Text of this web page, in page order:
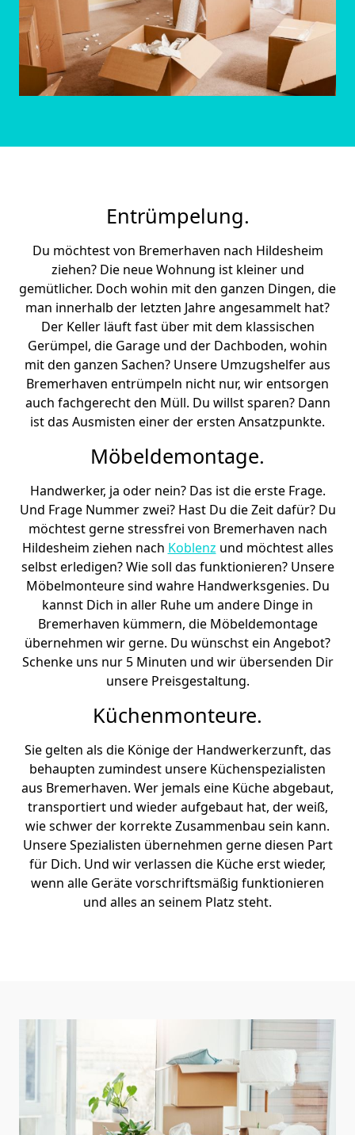
Entrümpelung.
Du möchtest von Bremer­haven nach Hildesheim
ziehen? Die neue Wohnung ist kleiner und
gemütlicher. Doch wohin mit den ganzen Dingen, die
man innerhalb der letzten Jahre angesammelt hat?
Der Keller läuft fast über mit dem klassischen
Gerümpel, die Garage und der Dachboden, wohin
mit den ganzen Sachen? Unsere Umzugshelfer aus
Bremer­haven entrümpeln nicht nur, wir entsorgen
auch fachgerecht den Müll. Du willst sparen? Dann
ist das Ausmisten einer der ersten Ansatzpunkte.
Möbeldemontage.
Handwerker, ja oder nein? Das ist die erste Frage.
Und Frage Nummer zwei? Hast Du die Zeit dafür? Du
möchtest gerne stressfrei von Bremer­haven nach
Hildesheim ziehen nach Koblenz und möchtest alles
selbst erledigen? Wie soll das funktionieren? Unsere
Möbelmonteure sind wahre Handwerksgenies. Du
kannst Dich in aller Ruhe um andere Dinge in
Bremer­haven kümmern, die Möbeldemontage
übernehmen wir gerne. Du wünschst ein Angebot?
Schenke uns nur 5 Minuten und wir übersenden Dir
unsere Preisgestaltung.
Küchenmonteure.
Sie gelten als die Könige der Handwerkerzunft, das
behaupten zumindest unsere Küchenspezialisten
aus Bremer­haven. Wer jemals eine Küche abgebaut,
transportiert und wieder aufgebaut hat, der weiß,
wie schwer der korrekte Zusammenbau sein kann.
Unsere Spezialisten übernehmen gerne diesen Part
für Dich. Und wir verlassen die Küche erst wieder,
wenn alle Geräte vorschriftsmäßig funktionieren
und alles an seinem Platz steht.